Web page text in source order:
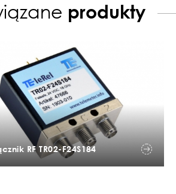
produkty
RF TR02-F24S184